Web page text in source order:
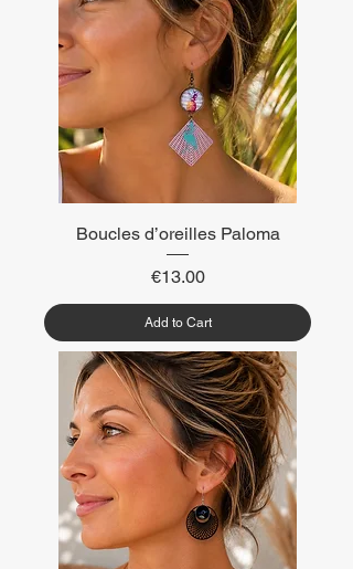
Boucles d’oreilles Paloma
Price
€13.00
Add to Cart